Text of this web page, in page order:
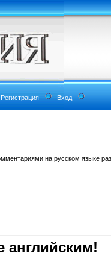
Регистрация Вход
на русском языке
английским!